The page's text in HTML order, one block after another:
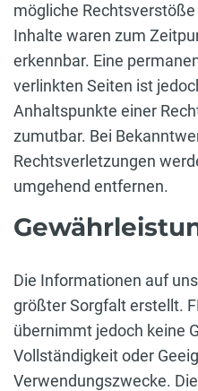
mögliche
Inhalte waren zum
erkennbar. Eine
verlinkten Seiten ist
Anhaltspunkte einer
zumutbar. Bei
Rechtsverletzungen
umgehend entfernen.
Die Informationen auf
größter Sorgfalt erstellt.
übernimmt jedoch keine
Vollständigkeit oder
Verwendungszwecke.